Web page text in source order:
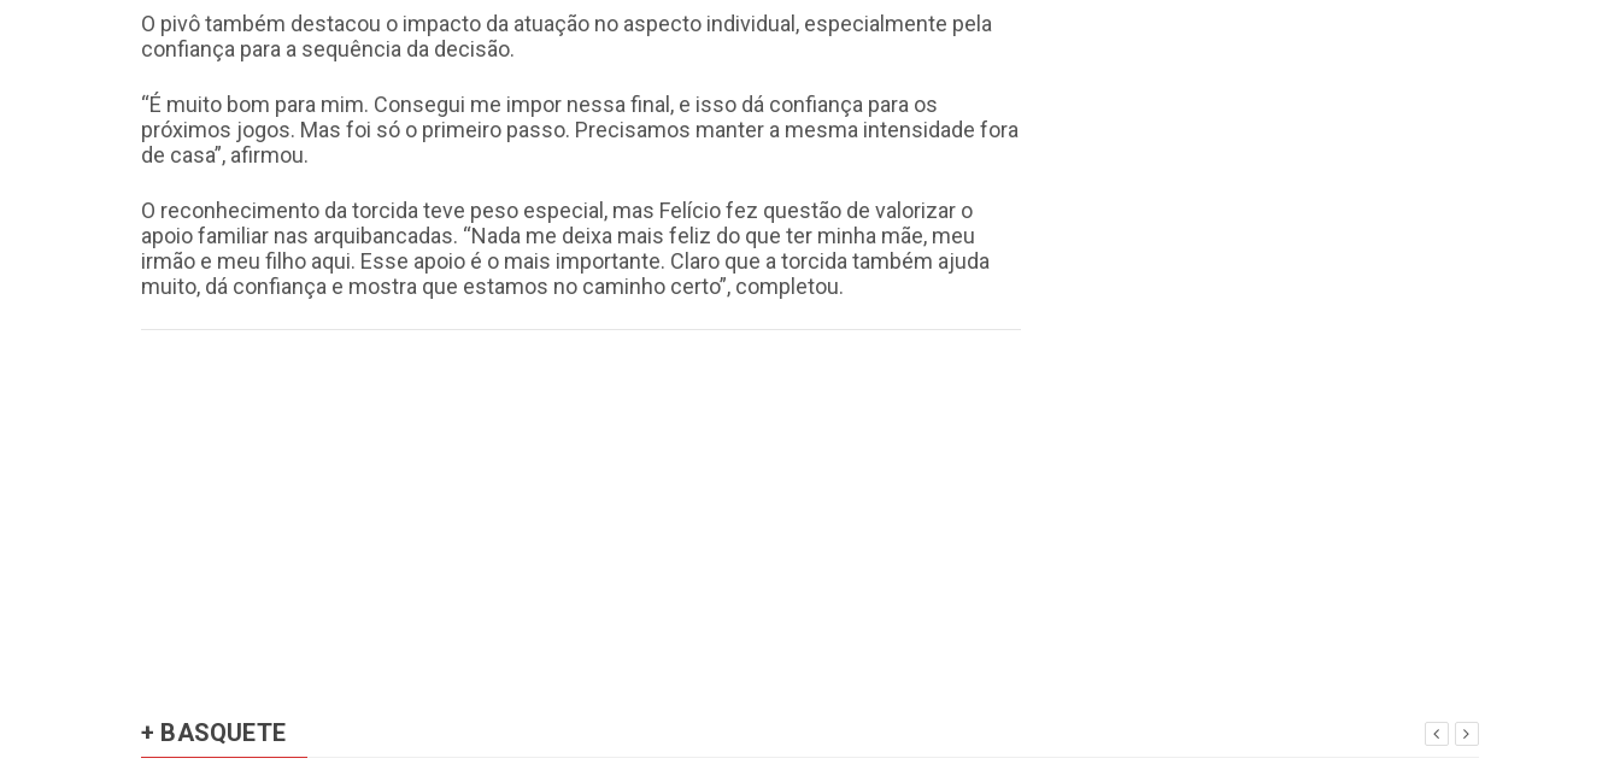
O pivô também destacou o impacto da atuação no aspecto individual, especialmente pela
confiança para a sequência da decisão.
“É muito bom para mim. Consegui me impor nessa final, e isso dá confiança para os
próximos jogos. Mas foi só o primeiro passo. Precisamos manter a mesma intensidade fora
de casa”, afirmou.
O reconhecimento da torcida teve peso especial, mas Felício fez questão de valorizar o
apoio familiar nas arquibancadas. “Nada me deixa mais feliz do que ter minha mãe, meu
irmão e meu filho aqui. Esse apoio é o mais importante. Claro que a torcida também ajuda
muito, dá confiança e mostra que estamos no caminho certo”, completou.
+ BASQUETE